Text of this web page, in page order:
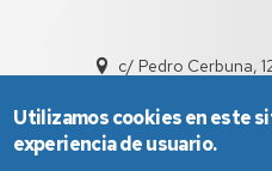
c/ Pedro Cerbuna,
Utilizamos cookies en este
experiencia de usuario.